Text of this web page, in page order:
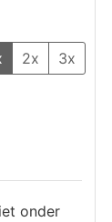
2x
3x
onder